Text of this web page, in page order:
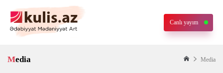
Canlı yayım
Media Media